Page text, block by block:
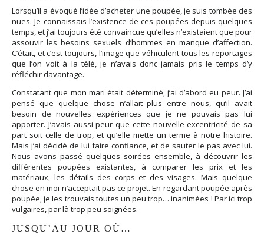
Lorsqu’il a évoqué l’idée d’acheter une poupée, je suis tombée des
nues. Je connaissais l’existence de ces poupées depuis quelques
temps, et j’ai toujours été convaincue qu’elles n’existaient que pour
assouvir les besoins sexuels d’hommes en manque d’affection.
C’était, et c’est toujours, l’image que véhiculent tous les reportages
que l’on voit à la télé, je n’avais donc jamais pris le temps d’y
réfléchir davantage.
Constatant que mon mari était déterminé, j’ai d’abord eu peur. J’ai
pensé que quelque chose n’allait plus entre nous, qu’il avait
besoin de nouvelles expériences que je ne pouvais pas lui
apporter. J’avais aussi peur que cette nouvelle excentricité de sa
part soit celle de trop, et qu’elle mette un terme à notre histoire.
Mais j’ai décidé de lui faire confiance, et de sauter le pas avec lui.
Nous avons passé quelques soirées ensemble, à découvrir les
différentes poupées existantes, à comparer les prix et les
matériaux, les détails des corps et des visages. Mais quelque
chose en moi n’acceptait pas ce projet. En regardant poupée après
poupée, je les trouvais toutes un peu trop… inanimées ! Par ici trop
vulgaires, par là trop peu soignées.
JUSQU’AU JOUR OÙ…